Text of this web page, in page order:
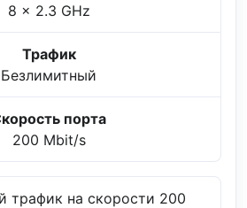
8 x 2.3 GHz
Трафик
Безлимитный
порта
200 Mbit/s
трафик на скорости 200